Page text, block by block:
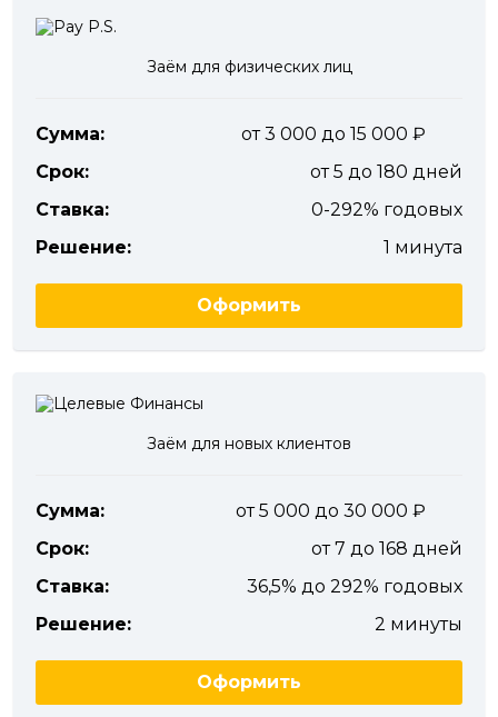
Заём для физических лиц
Сумма:
от 3 000 до 15 000
Срок:
от 5 до 180 дней
Ставка:
0-292% годовых
Решение:
1 минута
Оформить
Заём для новых клиентов
Сумма:
от 5 000 до 30 000
Срок:
от 7 до 168 дней
Ставка:
36,5% до 292% годовых
Решение:
2 минуты
Оформить